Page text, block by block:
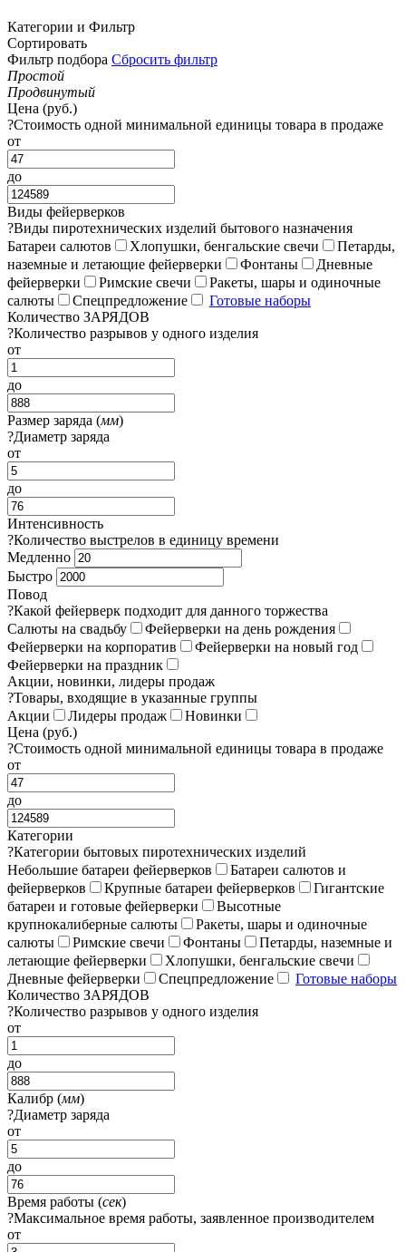
Категории и Фильтр
Сортировать
Фильтр подбора Сбросить фильтр
Простой
Продвинутый
Цена (руб.)
?Стоимость одной минимальной единицы товара в продаже
от
до
Виды фейерверков
?Виды пиротехнических изделий бытового назначения
Батареи салютов
Хлопушки, бенгальские свечи
Петарды,
наземные и летающие фейерверки
Фонтаны
Дневные
фейерверки
Римские свечи
Ракеты, шары и одиночные
салюты
Спецпредложение
Готовые наборы
Количество ЗАРЯДОВ
?Количество разрывов у одного изделия
от
до
Размер заряда (мм)
?Диаметр заряда
от
до
Интенсивность
?Количество выстрелов в единицу времени
Медленно
Быстро
Повод
?Какой фейерверк подходит для данного торжества
Салюты на свадьбу
Фейерверки на день рождения
Фейерверки на корпоратив
Фейерверки на новый год
Фейерверки на праздник
Акции, новинки, лидеры продаж
?Товары, входящие в указанные группы
Акции
Лидеры продаж
Новинки
Цена (руб.)
?Стоимость одной минимальной единицы товара в продаже
от
до
Категории
?Категории бытовых пиротехнических изделий
Небольшие батареи фейерверков
Батареи салютов и
фейерверков
Крупные батареи фейерверков
Гигантские
батареи и готовые фейерверки
Высотные
крупнокалиберные салюты
Ракеты, шары и одиночные
салюты
Римские свечи Фонтаны
Петарды, наземные и
летающие фейерверки
Хлопушки, бенгальские свечи
Дневные фейерверки
Спецпредложение
Готовые наборы
Количество ЗАРЯДОВ
?Количество разрывов у одного изделия
от
до
Калибр (мм)
?Диаметр заряда
от
до
Время работы (сек)
?Максимальное время работы, заявленное производителем
от